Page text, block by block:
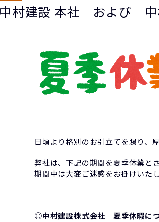
中村建設 本社 および 中
日頃より格別のお引立てを賜り、
弊社は、下記の期間を夏季休業と
期間中は大変ご迷惑をお掛けいた
◎中村建設株式会社 夏季休暇に